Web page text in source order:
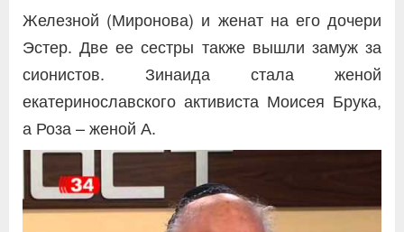
Железной (Миронова) и женат на его дочери
Эстер. Две ее сестры также вышли замуж за
сионистов. Зинаида стала женой
екатеринославского активиста Моисея Брука,
а Роза – женой А.